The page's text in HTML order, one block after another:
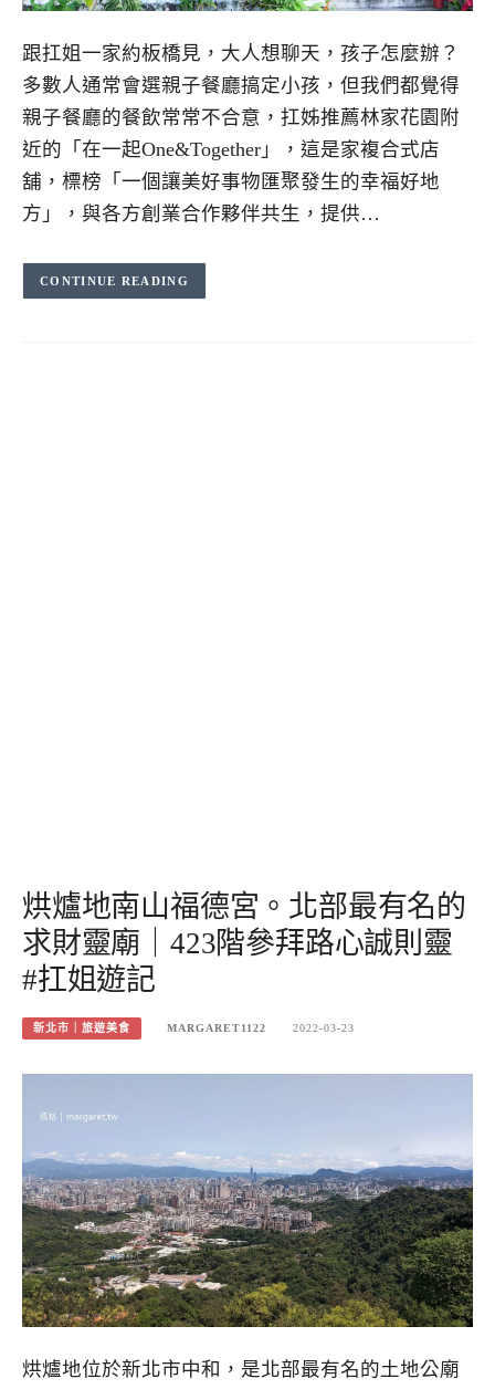
跟扛姐一家約板橋見，大人想聊天，孩子怎麼辦？
多數人通常會選親子餐廳搞定小孩，但我們都覺得
親子餐廳的餐飲常常不合意，扛姊推薦林家花園附
近的「在一起One&Together」，這是家複合式店
舖，標榜「一個讓美好事物匯聚發生的幸福好地
方」，與各方創業合作夥伴共生，提供…
CONTINUE READING
烘爐地南山福德宮。北部最有名的
求財靈廟｜423階參拜路心誠則靈
#扛姐遊記
新北市｜旅遊美食 MARGARET1122 2022-03-23
烘爐地位於新北市中和，是北部最有名的土地公廟